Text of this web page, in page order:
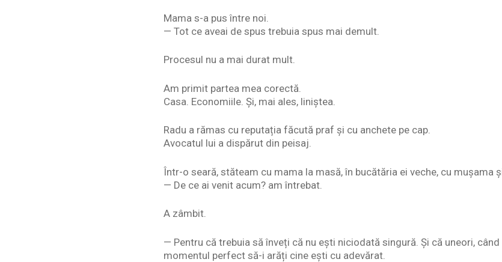
Mama s-a pus între noi.
— Tot ce aveai de spus trebuia spus mai demult.
Procesul nu a mai durat mult.
Am primit partea mea corectă.
Casa. Economiile. Și, mai ales, liniștea.
Radu a rămas cu reputația făcută praf și cu anchete pe cap.
Avocatul lui a dispărut din peisaj.
Într-o seară, stăteam cu mama la masă, în bucătăria ei veche, cu mușama
— De ce ai venit acum? am întrebat.
A zâmbit.
— Pentru că trebuia să înveți că nu ești niciodată singură. Și că uneori,
momentul perfect să-i arăți cine ești cu adevărat.